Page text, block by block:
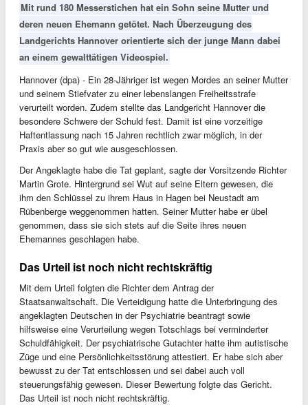
Mit rund 180 Messerstichen hat ein Sohn seine Mutter und
deren neuen Ehemann getötet. Nach Überzeugung des
Landgerichts Hannover orientierte sich der junge Mann dabei
an einem gewalttätigen Videospiel.
Hannover (dpa) - Ein 28-Jähriger ist wegen Mordes an seiner Mutter
und seinem Stiefvater zu einer lebenslangen Freiheitsstrafe
verurteilt worden. Zudem stellte das Landgericht Hannover die
besondere Schwere der Schuld fest. Damit ist eine vorzeitige
Haftentlassung nach 15 Jahren rechtlich zwar möglich, in der
Praxis aber so gut wie ausgeschlossen.
Der Angeklagte habe die Tat geplant, sagte der Vorsitzende Richter
Martin Grote. Hintergrund sei Wut auf seine Eltern gewesen, die
ihm den Schlüssel zu ihrem Haus in Hagen bei Neustadt am
Rübenberge weggenommen hatten. Seiner Mutter habe er übel
genommen, dass sie sich stets auf die Seite ihres neuen
Ehemannes geschlagen habe.
Das Urteil ist noch nicht rechtskräftig
Mit dem Urteil folgten die Richter dem Antrag der
Staatsanwaltschaft. Die Verteidigung hatte die Unterbringung des
angeklagten Deutschen in der Psychiatrie beantragt sowie
hilfsweise eine Verurteilung wegen Totschlags bei verminderter
Schuldfähigkeit. Der psychiatrische Gutachter hatte ihm autistische
Züge und eine Persönlichkeitsstörung attestiert. Er habe sich aber
bewusst zu der Tat entschlossen und sei dabei auch voll
steuerungsfähig gewesen. Dieser Bewertung folgte das Gericht.
Das Urteil ist noch nicht rechtskräftig.